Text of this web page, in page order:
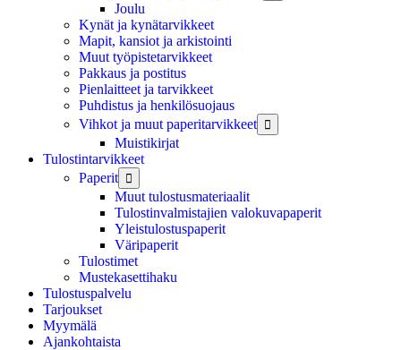
Joulu
Kynät ja kynätarvikkeet
Mapit, kansiot ja arkistointi
Muut työpistetarvikkeet
Pakkaus ja postitus
Pienlaitteet ja tarvikkeet
Puhdistus ja henkilösuojaus
Vihkot ja muut paperitarvikkeet

Muistikirjat
Tulostintarvikkeet
Paperit

Muut tulostusmateriaalit
Tulostinvalmistajien valokuvapaperit
Yleistulostuspaperit
Väripaperit
Tulostimet
Mustekasettihaku
Tulostuspalvelu
Tarjoukset
Myymälä
Ajankohtaista